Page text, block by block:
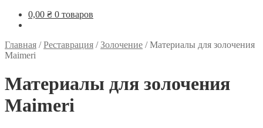
0,00 ₴ 0 товаров
Главная /Реставрация /Золочение /Материалы для золочения
Maimeri
Материалы для золочения
Maimeri